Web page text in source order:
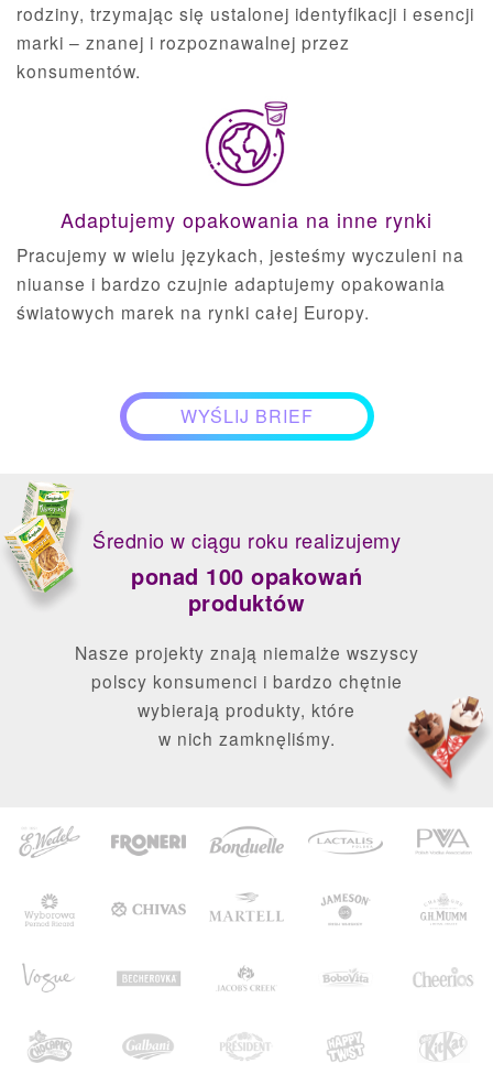
rodziny, trzymając się ustalonej identyfikacji i esencji
marki – znanej i rozpoznawalnej przez
konsumentów.
Adaptujemy opakowania na inne rynki
Pracujemy w wielu językach, jesteśmy wyczuleni na
niuanse i bardzo czujnie adaptujemy opakowania
światowych marek na rynki całej Europy.
WYŚLIJ BRIEF
Średnio w ciągu roku realizujemy
ponad 100 opakowań
produktów
Nasze projekty znają niemalże wszyscy
polscy konsumenci i bardzo chętnie
wybierają produkty, które
w nich zamknęliśmy.